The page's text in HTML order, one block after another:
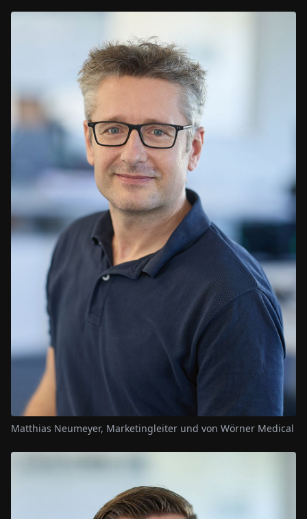
Matthias Neumeyer, Marketingleiter und von Wörner Medical